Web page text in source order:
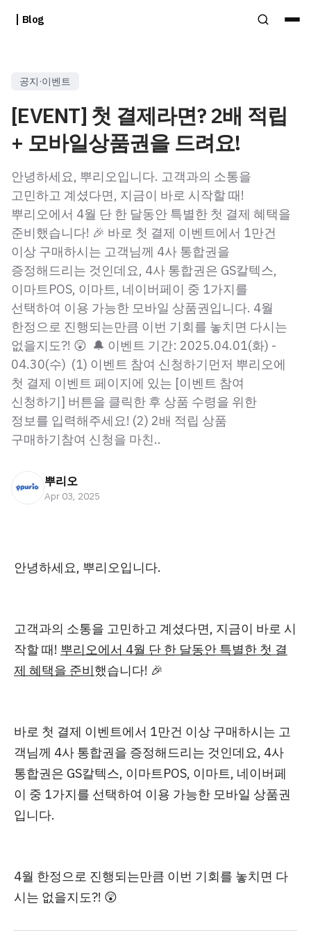
Blog
공지·이벤트
[EVENT] 첫 결제라면? 2배 적립
+ 모바일상품권을 드려요!
안녕하세요, 뿌리오입니다. 고객과의 소통을
고민하고 계셨다면, 지금이 바로 시작할 때!
뿌리오에서 4월 단 한 달동안 특별한 첫 결제 혜택을
준비했습니다! 🎉 바로 첫 결제 이벤트에서 1만건
이상 구매하시는 고객님께 4사 통합권을
증정해드리는 것인데요, 4사 통합권은 GS칼텍스,
이마트POS, 이마트, 네이버페이 중 1가지를
선택하여 이용 가능한 모바일 상품권입니다. 4월
한정으로 진행되는만큼 이번 기회를 놓치면 다시는
없을지도?! 😲 🔔 이벤트 기간: 2025.04.01(화) -
04.30(수) (1) 이벤트 참여 신청하기먼저 뿌리오에
첫 결제 이벤트 페이지에 있는 [이벤트 참여
신청하기] 버튼을 클릭한 후 상품 수령을 위한
정보를 입력해주세요! (2) 2배 적립 상품
구매하기참여 신청을 마친..
뿌리오
Apr 03, 2025
안녕하세요, 뿌리오입니다.
고객과의 소통을 고민하고 계셨다면, 지금이 바로 시
작할 때! 뿌리오에서 4월 단 한 달동안 특별한 첫 결
제 혜택을 준비했습니다! 🎉
바로 첫 결제 이벤트에서 1만건 이상 구매하시는 고
객님께 4사 통합권을 증정해드리는 것인데요, 4사
통합권은 GS칼텍스, 이마트POS, 이마트, 네이버페
이 중 1가지를 선택하여 이용 가능한 모바일 상품권
입니다.
4월 한정으로 진행되는만큼 이번 기회를 놓치면 다
시는 없을지도?! 😲